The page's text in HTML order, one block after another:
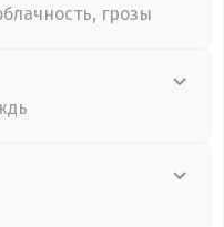
грозы